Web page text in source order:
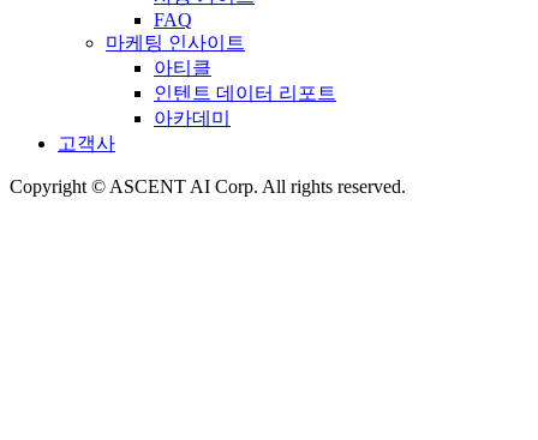
FAQ
마케팅 인사이트
아티클
인텐트 데이터 리포트
아카데미
고객사
Copyright © ASCENT AI Corp. All rights reserved.